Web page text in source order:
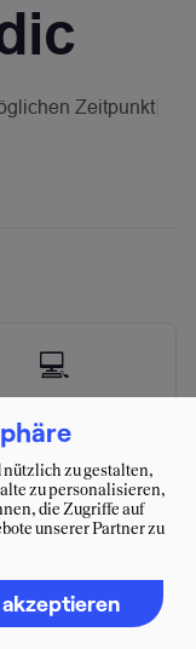
nützlich zu gestalten,
zu personalisieren,
die Zugriffe auf
unserer Partner zu